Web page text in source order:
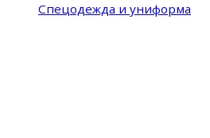
Спецодежда и униформа